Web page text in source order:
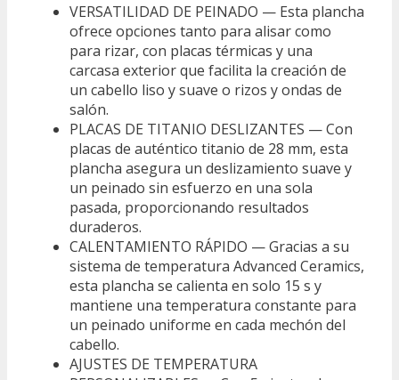
VERSATILIDAD DE PEINADO — Esta plancha
ofrece opciones tanto para alisar como
para rizar, con placas térmicas y una
carcasa exterior que facilita la creación de
un cabello liso y suave o rizos y ondas de
salón.
PLACAS DE TITANIO DESLIZANTES — Con
placas de auténtico titanio de 28 mm, esta
plancha asegura un deslizamiento suave y
un peinado sin esfuerzo en una sola
pasada, proporcionando resultados
duraderos.
CALENTAMIENTO RÁPIDO — Gracias a su
sistema de temperatura Advanced Ceramics,
esta plancha se calienta en solo 15 s y
mantiene una temperatura constante para
un peinado uniforme en cada mechón del
cabello.
AJUSTES DE TEMPERATURA